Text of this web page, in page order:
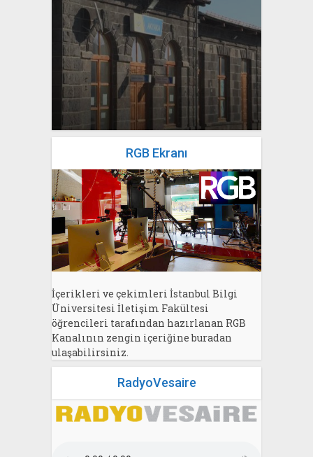
yazan
Bahri Ak
RGB Ekranı
İçerikleri ve çekimleri İstanbul Bilgi
Üniversitesi İletişim Fakültesi
öğrencileri tarafından hazırlanan RGB
Kanalının zengin içeriğine buradan
ulaşabilirsiniz.
RadyoVesaire